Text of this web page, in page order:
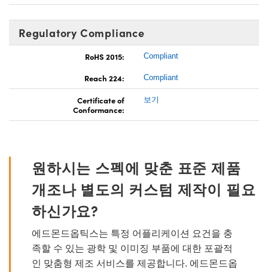
Regulatory Compliance
RoHS 2015: Compliant
Reach 224: Compliant
Certificate of
Conformance:
보기
원하시는 스펙에 맞춘 표준 제품
개조나 별도의 커스텀 제작이 필요
하신가요?
에드몬드옵틱스는 특정 어플리케이션 요건을 충
족할 수 있는 광학 및 이미징 부품에 대한 포괄적
인 맞춤형 제조 서비스를 제공합니다. 에드몬드옵